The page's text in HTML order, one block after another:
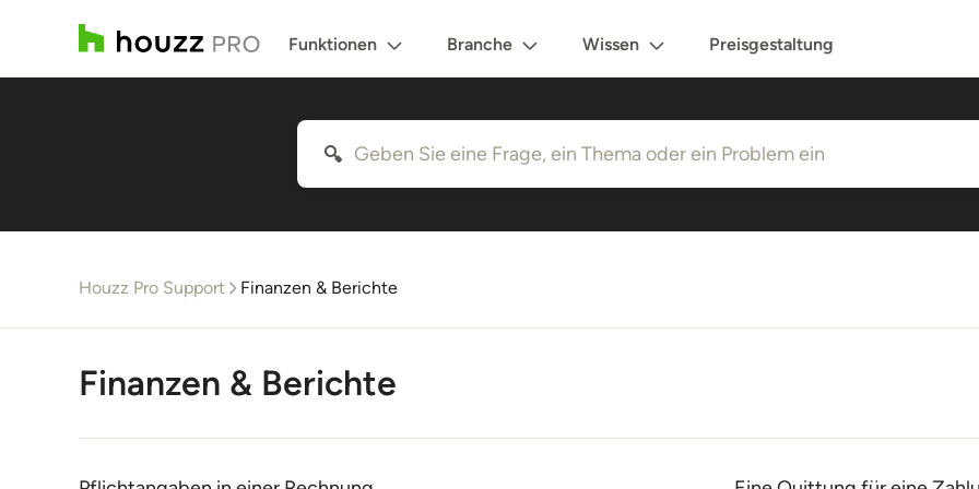
Funktionen Branche Wissen Preisgestaltung
Houzz Pro Support Finanzen & Berichte
Finanzen & Berichte